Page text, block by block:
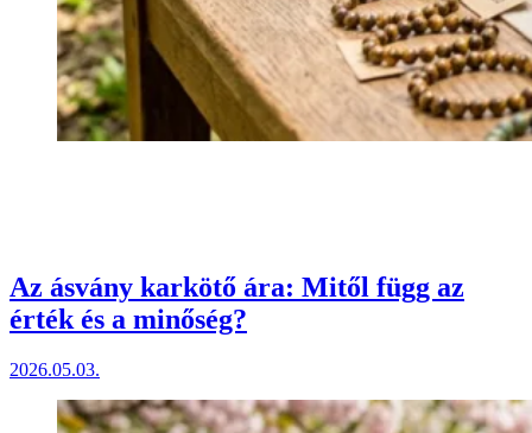
Az ásvány karkötő ára: Mitől függ az
érték és a minőség?
2026.05.03.